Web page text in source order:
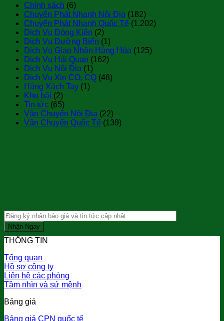
Chính sách (6)
Chuyển Phát Nhanh Nội Địa (182)
Chuyển Phát Nhanh Quốc Tế (1.202)
Dịch Vụ Đóng Kiện (2)
Dịch Vụ Đường Biển (1)
Dịch Vụ Giao Nhận Hàng Hóa (125)
Dịch Vụ Hải Quan (162)
Dịch Vụ Nội Địa (1)
Dịch Vụ Xin CO, CQ (48)
Hàng Xách Tay (1)
Kho bãi (2)
Tin tức (65)
Vận Chuyển Nội Địa (22)
Vận Chuyển Quốc Tế (139)
THÔNG TIN
Tổng quan
Hồ sơ công ty
Liên hệ các phòng
Tầm nhìn và sứ mệnh
Bảng giá
Bảng giá CPN quốc tế